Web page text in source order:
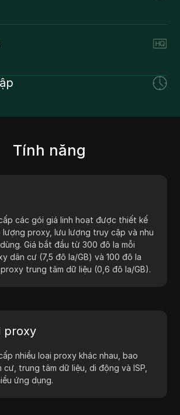
Tính năng
các gói giá linh hoạt được thiết kế
lượng proxy, lưu lượng truy cập và nhu
Giá bắt đầu từ 300 đô la mỗi
dân cư (7,5 đô la/GB) và 100 đô la
trung tâm dữ liệu (0,6 đô la/GB).
proxy
nhiều loại proxy khác nhau, bao
trung tâm dữ liệu, di động và ISP,
ứng dụng.